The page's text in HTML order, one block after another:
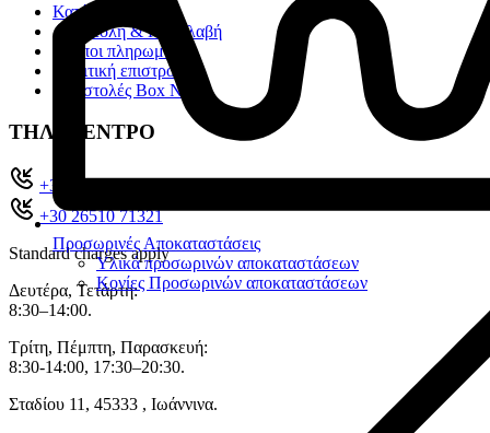
Προσωρινές Αποκαταστάσεις
Υλικά προσωρινών αποκαταστάσεων
Κονίες Προσωρινών αποκαταστάσεων
Κατάλογοι
Αποστολή & Παραλαβή
Τρόποι πληρωμής
Πολιτική επιστροφών
Αποστολές Box Now
ΤΗΛ. ΚΕΝΤΡΟ
+302651022104
+30 26510 71321
Standard charges apply
Δευτέρα, Τετάρτη:
8:30–14:00.
Τρίτη, Πέμπτη, Παρασκευή:
8:30-14:00, 17:30–20:30.
Σταδίου 11, 45333 , Ιωάννινα.